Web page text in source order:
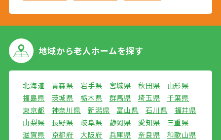
地域から老人ホームを探す
北海道 青森県 岩手県 宮城県 秋田県
山形県
福島県
茨城県 栃木県 群馬県 埼玉県
千葉県
東京都
神奈川県 新潟県 富山県 石川県
福井県
山梨県
長野県 岐阜県 静岡県 愛知県
三重県
滋賀県
京都府 大阪府 兵庫県 奈良県
和歌山県